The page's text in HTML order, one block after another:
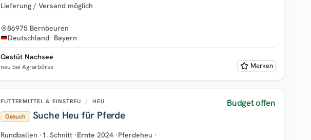
Lieferung / Versand möglich
86975 Bernbeuren
Deutschland Bayern
Gestüt Nachsee
neu bei Agrarbörse Merken
FUTTERMITTEL & EINSTREU / HEU
Gesuch Suche Heu für Pferde
Budget offen
Rundballen ·1. Schnitt ·Ernte 2024 ·Pferdeheu ·